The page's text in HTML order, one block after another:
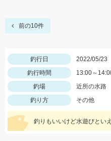
前の10件
釣行日
2022/05/23
釣行時間
13:00～
釣場
近所の水路
釣り方
その他